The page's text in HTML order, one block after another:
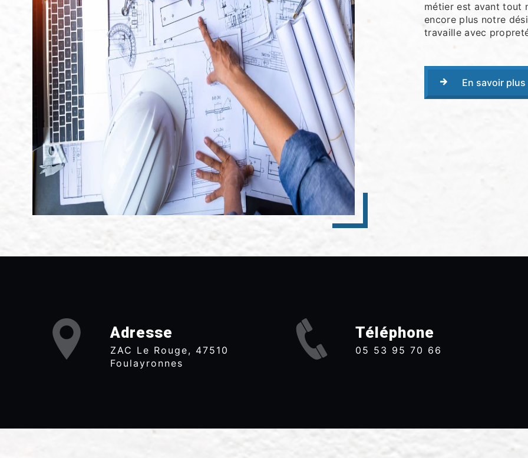
métier est avant tout
encore plus notre
travaille avec
En savoir plus
Adresse
ZAC Le Rouge, 47510
Foulayronnes
Téléphone
05 53 95 70 66